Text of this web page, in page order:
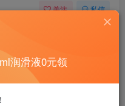
关注 私信
并加好友，免费领
哦～
润滑液0元领